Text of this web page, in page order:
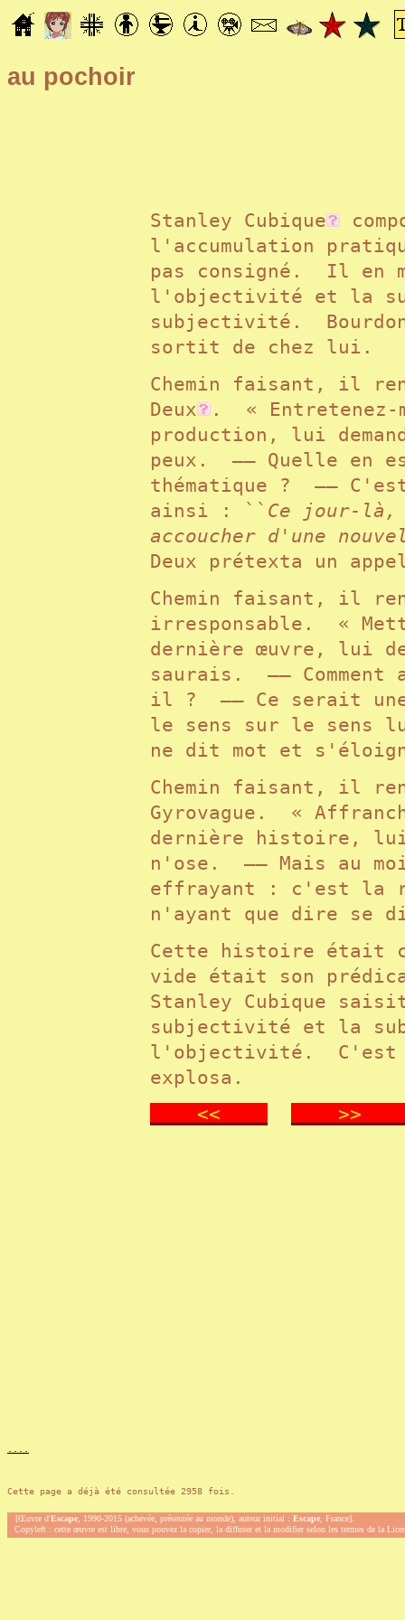
au pochoir
Stanley Cubique
l'accumulation
pas consigné. Il en
l'objectivité et la
subjectivité.
sortit de chez lui.
Chemin faisant, il
Deux
. « Entretenez-
production, lui
peux. —— Quelle en
thématique ? ——
ainsi : `` Ce jour-là,
accoucher d'une
Deux prétexta un
Chemin faisant, il
irresponsable. «
dernière œuvre, lui
saurais. —— Comment
il ? —— Ce serait
le sens sur le sens
ne dit mot et
Chemin faisant, il
Gyrovague. «
dernière histoire,
n'ose. —— Mais au
effrayant : c'est la
n'ayant que dire se
Cette histoire était
vide était son
Stanley Cubique
subjectivité et la
l'objectivité. C'est
explosa.
<<
Cette page a déjà été consultée 2958 fois.
[Œuvre d'Escape, 1990-2015 (achevée, présentée au monde), auteur initial :Escape, France].
Copyleft : cette œuvre est libre, vous pouvez la copier, la diffuser et la modifier selon les termes de la